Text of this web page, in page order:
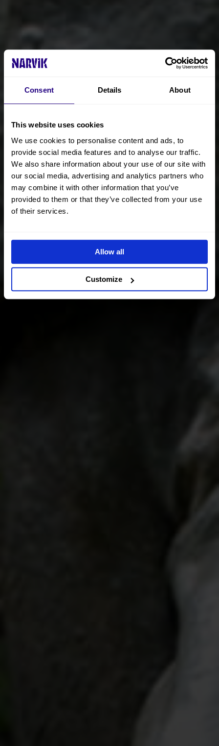
Consent Details About
This website uses cookies
We use cookies to personalise content and ads, to
provide social media features and to analyse our traffic.
We also share information about your use of our site with
our social media, advertising and analytics partners who
may combine it with other information that you’ve
provided to them or that they’ve collected from your use
of their services.
Allow all
Customize